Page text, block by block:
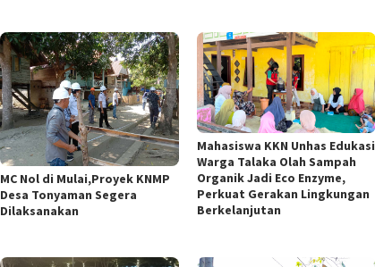
MC Nol di Mulai,Proyek KNMP
Desa Tonyaman Segera
Dilaksanakan
Mahasiswa KKN Unhas Edukasi
Warga Talaka Olah Sampah
Organik Jadi Eco Enzyme,
Perkuat Gerakan Lingkungan
Berkelanjutan